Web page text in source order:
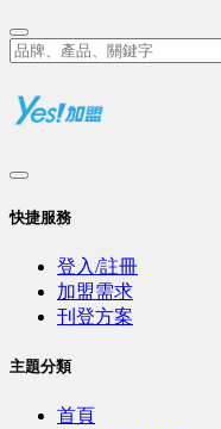
快捷服務
登入/註冊
加盟需求
刊登方案
主題分類
首頁